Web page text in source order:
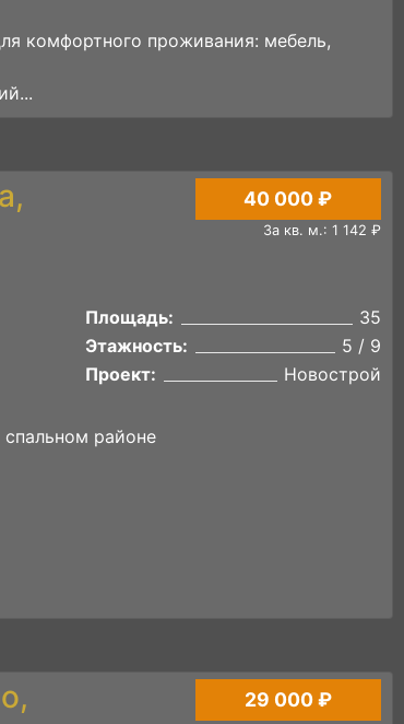
комфортного проживания: мебель,
40 000 ₽
За кв. м.: 1 142 ₽
Площадь:
35
Этажность:
5 / 9
Проект:
Новострой
районе
29 000 ₽